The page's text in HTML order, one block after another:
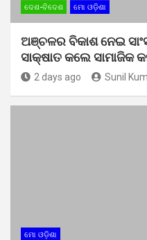
ଦେଶ-ବିଦେଶ ମୋ ଓଡ଼ିଶା
ଅଞ୍ଚଳର ବିକାଶ ନେଇ
ସାକ୍ଷାତ କଲେ ସାମାଜିକ
2 days ago Sunil
ମୋ ଓଡ଼ିଶା